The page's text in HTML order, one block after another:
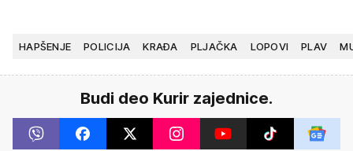
HAPŠENJE POLICIJA KRAĐA PLJAČKA LOPOVI PLAV
Budi deo Kurir zajednice.